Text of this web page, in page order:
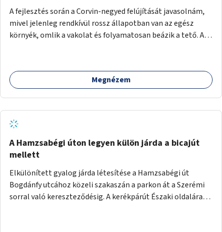
A fejlesztés során a Corvin-negyed felújítását javasolnám,
mivel jelenleg rendkívül rossz állapotban van az egész
környék, omlik a vakolat és folyamatosan beázik a tető. A
WC-t, valamint térfigyelő kamerákat helyeznék el a
biztonságos környezet megteremtéséért.
Megnézem
A Hamzsabégi úton legyen külön járda a bicajút
mellett
Elkülönített gyalog járda létesítése a Hamzsabégi út
Bogdánfy utcához közeli szakaszán a parkon át a Szerémi
sorral való kereszteződésig. A kerékpárút Északi oldalára